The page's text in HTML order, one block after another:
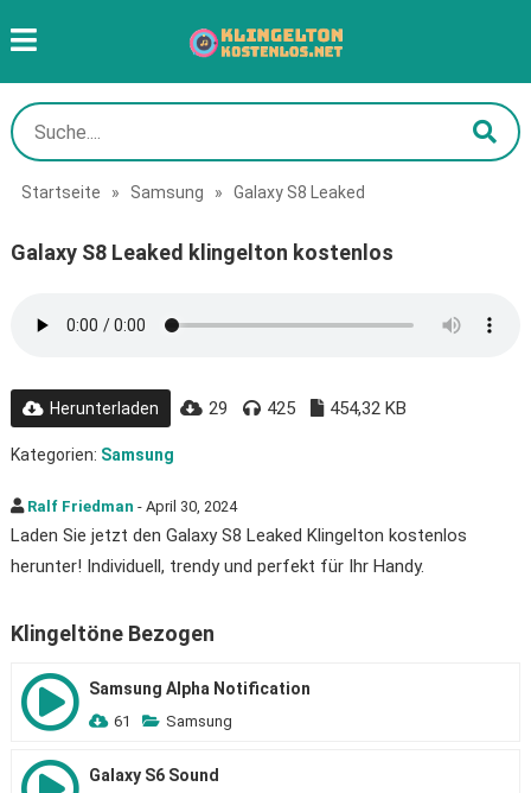
Startseite » Samsung » Galaxy S8 Leaked
Galaxy S8 Leaked klingelton kostenlos
Herunterladen 29 425 454,32 KB
Kategorien: Samsung
Ralf Friedman - April 30, 2024
Laden Sie jetzt den Galaxy S8 Leaked Klingelton kostenlos
herunter! Individuell, trendy und perfekt für Ihr Handy.
Klingeltöne Bezogen
Samsung Alpha Notification
61 Samsung
Galaxy S6 Sound